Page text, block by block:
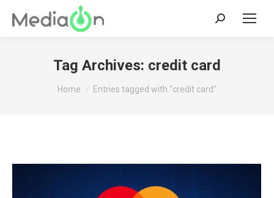
Search:
Tag Archives: credit card
You are here:
Home Entries tagged with "credit card"